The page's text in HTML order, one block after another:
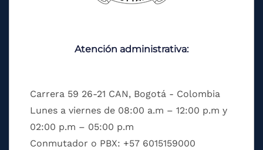
Atención administrativa:
Carrera 59 26-21 CAN, Bogotá - Colombia
Lunes a viernes de 08:00 a.m – 12:00 p.m y
02:00 p.m – 05:00 p.m
Conmutador o PBX: +57 6015159000